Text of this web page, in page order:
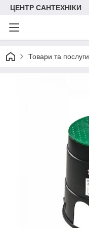
ЦЕНТР САНТЕХНІКИ
Товари та послуги